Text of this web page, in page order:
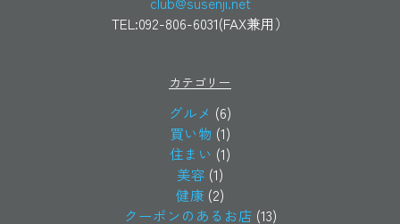
TEL:092-806-6031(FAX兼用）
カテゴリー
グルメ (6)
買い物 (1)
住まい (1)
美容 (1)
健康 (2)
クーポンのあるお店 (13)